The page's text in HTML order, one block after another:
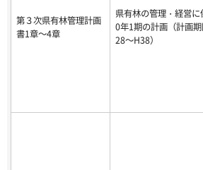
第３次県有林管理計画
書1章～4章
県有林の管理・経営に
0年1期の計画（計画
28～H38）